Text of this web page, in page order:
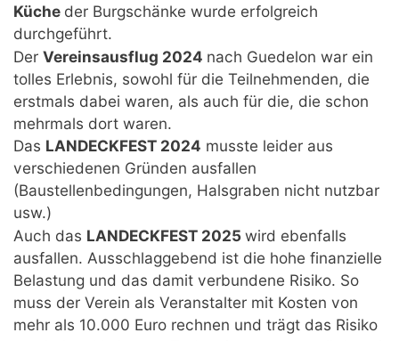
Küche der Burgschänke wurde erfolgreich
durchgeführt.
Der Vereinsausflug 2024 nach Guedelon war ein
tolles Erlebnis, sowohl für die Teilnehmenden, die
erstmals dabei waren, als auch für die, die schon
mehrmals dort waren.
Das LANDECKFEST 2024 musste leider aus
verschiedenen Gründen ausfallen
(Baustellenbedingungen, Halsgraben nicht nutzbar
usw.)
Auch das LANDECKFEST 2025wird ebenfalls
ausfallen. Ausschlaggebend ist die hohe finanzielle
Belastung und das damit verbundene Risiko. So
muss der Verein als Veranstalter mit Kosten von
mehr als 10.000 Euro rechnen und trägt das Risiko